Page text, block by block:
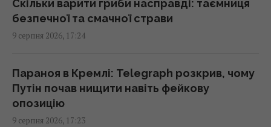
росту жертв серед мирного населення
України, – CNN
Метеозалежність – це не міф: лікарка
розповіла про вплив погоди на здоров’я
людей
Скільки варити гриби насправді: таємниця
безпечної та смачної страви
9 серпня 2026, 17:24
Параноя в Кремлі: Telegraph розкрив, чому
Путін почав нищити навіть фейкову
опозицію
9 серпня 2026, 17:23